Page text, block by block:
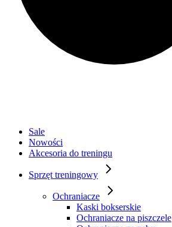
Sale
Nowości
Akcesoria do treningu
Sprzęt treningowy
Ochraniacze
Kaski bokserskie
Ochraniacze na piszczele